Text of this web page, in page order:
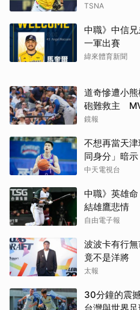
TSNA
中職》中信
一軍出賽
緯來體育新聞
道奇慘遭小
砲難救主
鏡報
不想再當天
同身分」暗
中天電視台
中職》英雄
結雄鷹悲情
自由電子報
波波卡有行
竟不是洋將
太報
30分鐘的震